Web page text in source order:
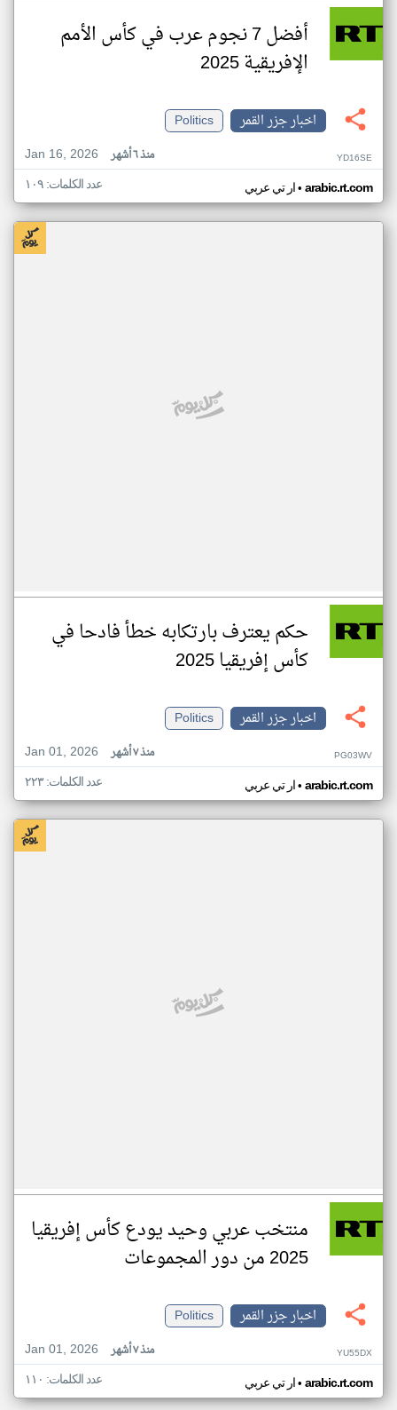
أفضل 7 نجوم عرب في كأس الأمم
الإفريقية 2025
اخبار جزر القمر
Politics
Jan 16, 2026
منذ ٦ أشهر YD16SE
ار تي عربي• arabic.rt.com عدد الكلمات: ١٠٩
حكم يعترف بارتكابه خطأ فادحا في
كأس إفريقيا 2025
اخبار جزر القمر
Politics
Jan 01, 2026
منذ ٧ أشهر PG03WV
ار تي عربي• arabic.rt.com عدد الكلمات: ٢٢٣
منتخب عربي وحيد يودع كأس إفريقيا
2025 من دور المجموعات
اخبار جزر القمر
Politics
Jan 01, 2026
منذ ٧ أشهر YU55DX
ار تي عربي• arabic.rt.com عدد الكلمات: ١١٠